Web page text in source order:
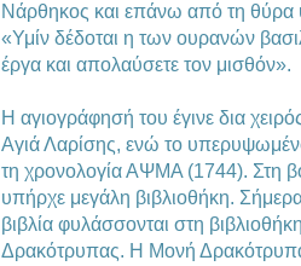
Νάρθηκος και επάνω από τη θύρα
«Υμίν δέδοται η των ουρανών
έργα και απολαύσετε τον μισθόν».
Η αγιογράφησή του έγινε δια
Αγιά Λαρίσης, ενώ το
τη χρονολογία ΑΨΜΑ (1744). Στη
υπήρχε μεγάλη βιβλιοθήκη.
βιβλία φυλάσσονται στη
Δρακότρυπας. Η Μονή